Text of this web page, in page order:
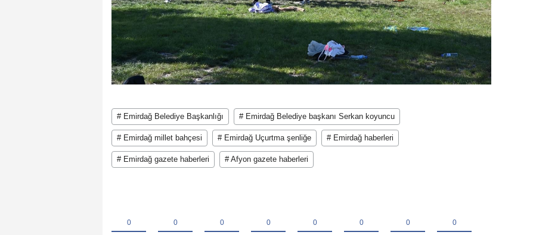
# Emirdağ Belediye Başkanlığı # Emirdağ Belediye başkanı Serkan koyuncu
# Emirdağ millet bahçesi # Emirdağ Uçurtma şenliğe # Emirdağ haberleri
# Emirdağ gazete haberleri # Afyon gazete haberleri